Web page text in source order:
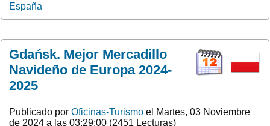
España
Gdańsk. Mejor Mercadillo
Navideño de Europa 2024-
2025
Publicado por Oficinas-Turismo el Martes, 03 Noviembre
de 2024 a las 03:29:00 (2451 Lecturas)